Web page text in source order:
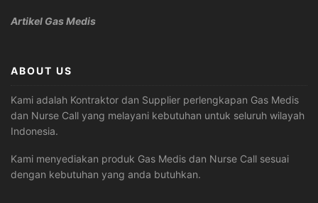
Artikel Gas Medis
ABOUT US
Kami adalah Kontraktor dan Supplier perlengkapan Gas Medis
dan Nurse Call yang melayani kebutuhan untuk seluruh wilayah
Indonesia.
Kami menyediakan produk Gas Medis dan Nurse Call sesuai
dengan kebutuhan yang anda butuhkan.